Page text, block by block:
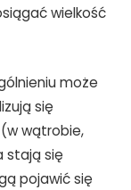
wielkość
może
się
wątrobie,
stają się
pojawić się